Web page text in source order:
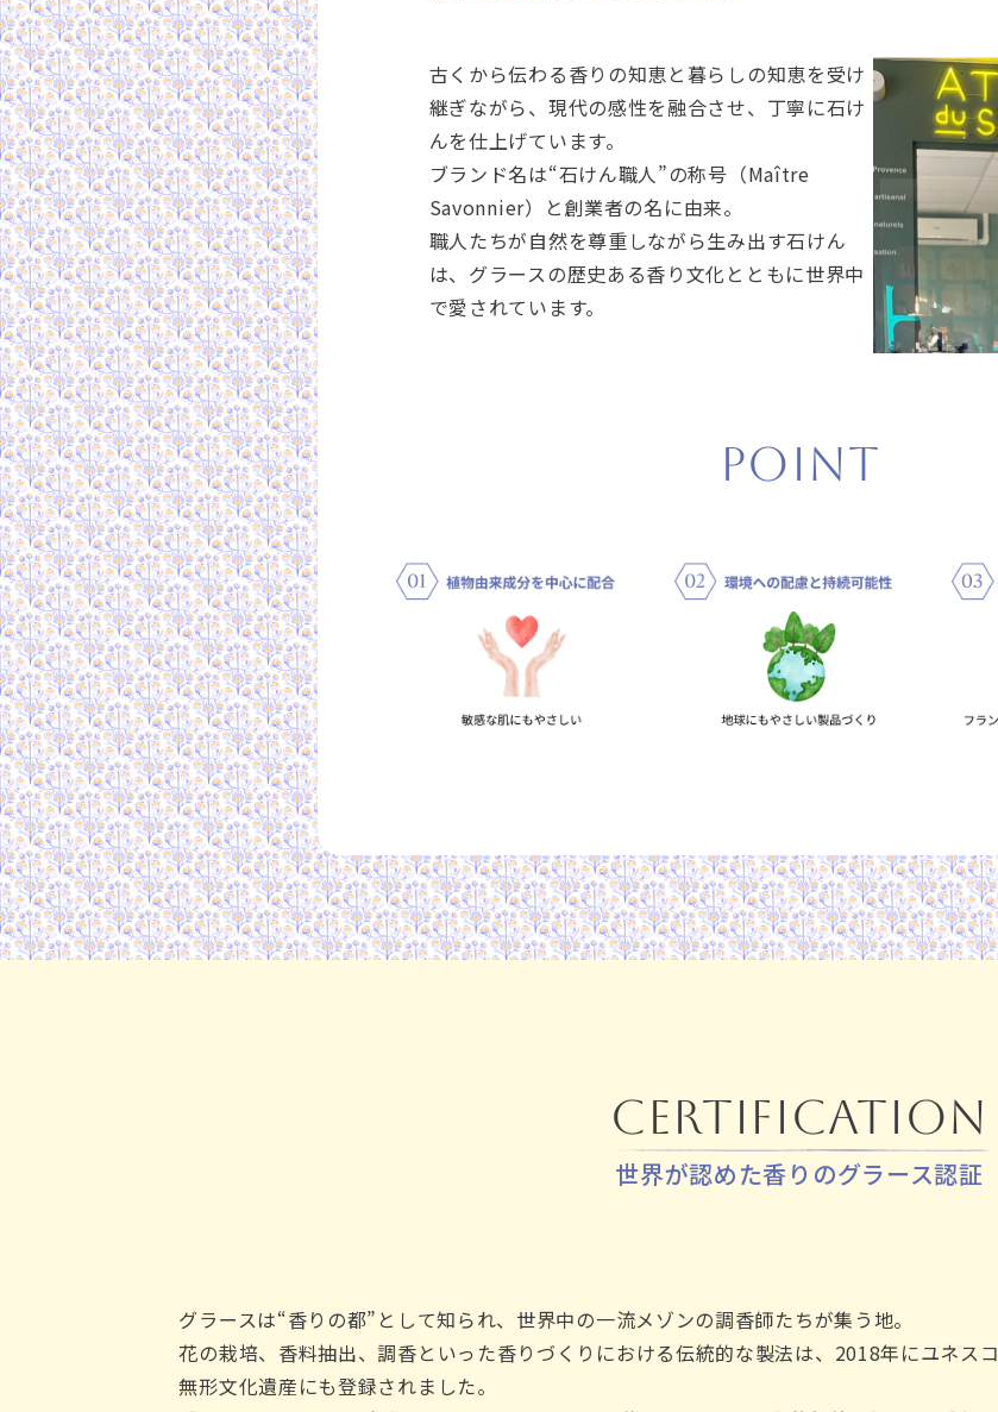
古くから伝わる香りの知恵と暮らしの知恵を受け
継ぎながら、現代の感性を融合させ、丁寧に石け
んを仕上げています。
ブランド名は“石けん職人”の称号（Maître
Savonnier）と創業者の名に由来。
職人たちが自然を尊重しながら生み出す石けん
は、グラースの歴史ある香り文化とともに世界中
で愛されています。
Point
Certification
世界が認めた香りのグラース認証
グラースは“香りの都”として知られ、世界中の一流メゾンの調香師たちが集う地。
花の栽培、香料抽出、調香といった香りづくりにおける伝統的な製法は、2018年にユネスコ
無形文化遺産にも登録されました。